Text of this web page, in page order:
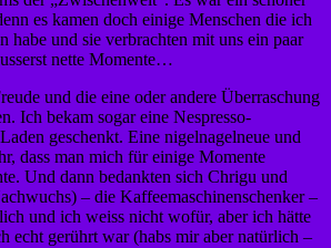
es kamen doch einige Menschen die ich
habe und sie verbrachten mit uns ein paar
nette Momente…
und die eine oder andere Überraschung
Ich bekam sogar eine Nespresso-
geschenkt. Eine nigelnagelneue und
dass man mich für einige Momente
Und dann bedankten sich Chrigu und
– die Kaffeemaschinenschenker –
und ich weiss nicht wofür, aber ich hätte
echt gerührt war (habs mir aber natürlich –